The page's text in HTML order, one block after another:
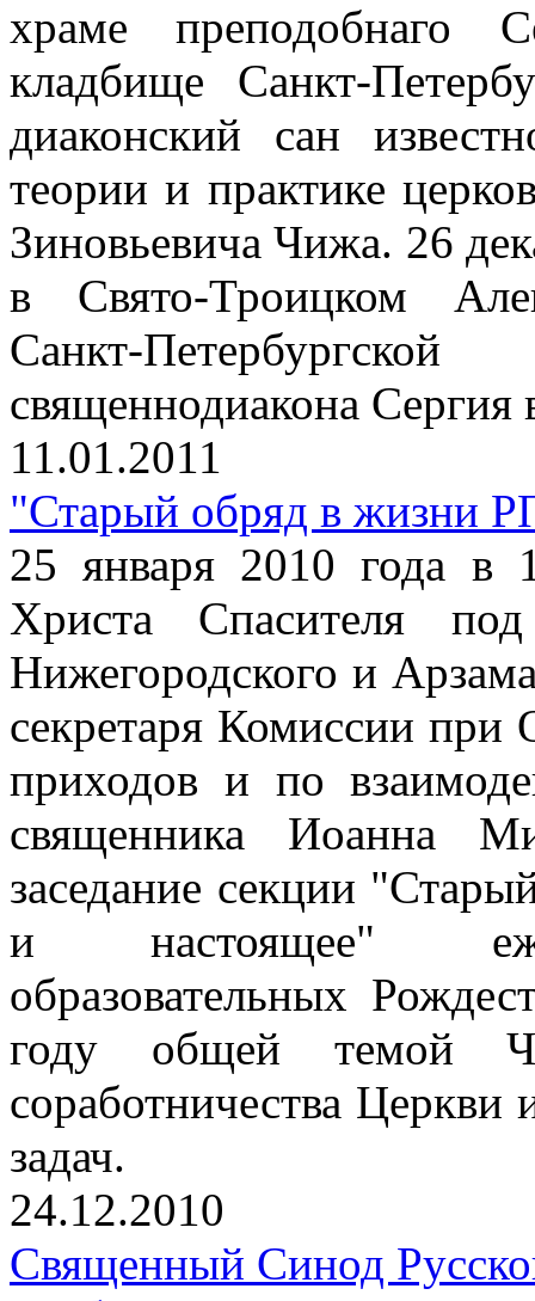
храме преподобнаго
кладбище Санкт-
диаконский сан
теории и практике
Зиновьевича Чижа. 26
в Свято-Троицком
Санкт-
священнодиакона Сергия
11.01.2011
"Старый обряд в жизни
25 января 2010 года в
Христа Спасителя под
Нижегородского и
секретаря Комиссии
приходов и по
священника Иоанна
заседание секции
и настоящее"
образовательных
году общей темой
соработничества
задач.
24.12.2010
Священный Синод